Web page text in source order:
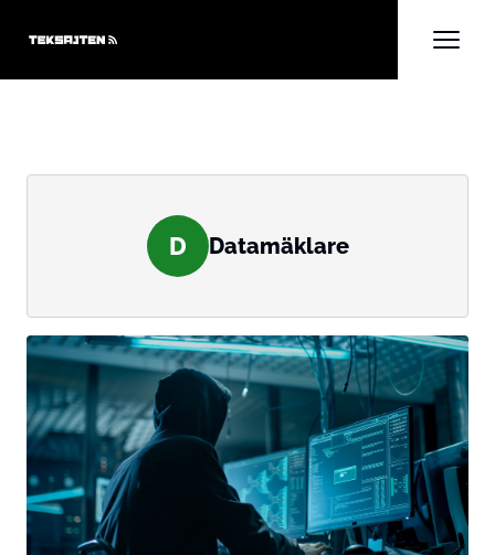
D Datamäklare